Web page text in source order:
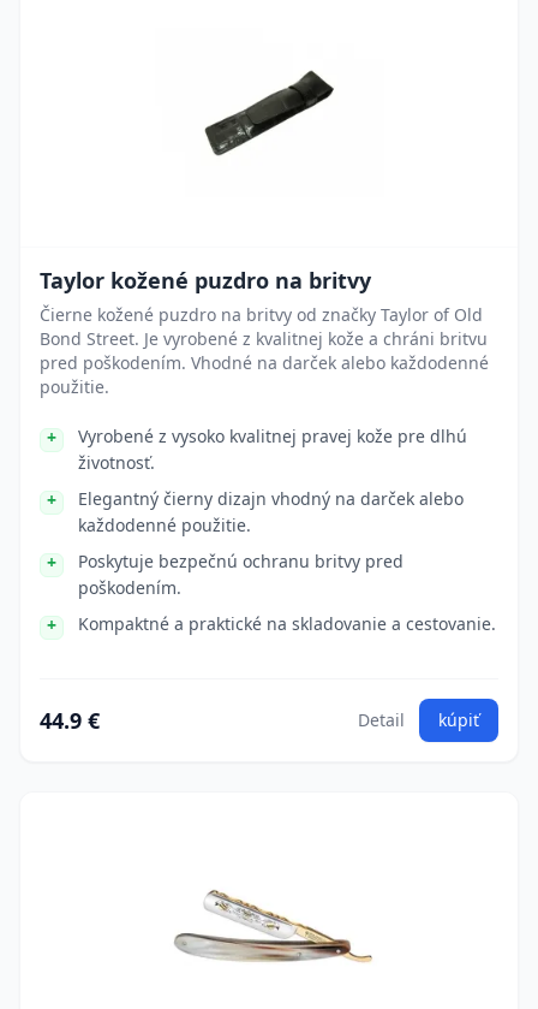
Taylor kožené puzdro na britvy
Čierne kožené puzdro na britvy od značky Taylor of Old
Bond Street. Je vyrobené z kvalitnej kože a chráni britvu
pred poškodením. Vhodné na darček alebo každodenné
použitie.
Vyrobené z vysoko kvalitnej pravej kože pre dlhú
životnosť.
Elegantný čierny dizajn vhodný na darček alebo
každodenné použitie.
Poskytuje bezpečnú ochranu britvy pred
poškodením.
Kompaktné a praktické na skladovanie a cestovanie.
44.9 € Detail kúpiť